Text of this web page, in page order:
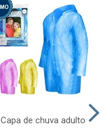
Capa de chuva adulto